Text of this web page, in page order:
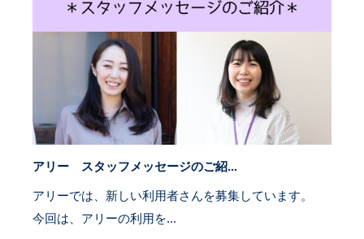
アリー スタッフメッセージのご紹...
アリーでは、新しい利用者さんを募集しています。
今回は、アリーの利用を...